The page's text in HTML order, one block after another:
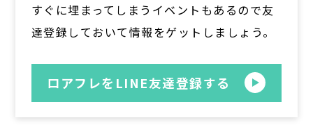
すぐに埋まってしまうイベントもあるので友
達登録しておいて情報をゲットしましょう。
ロアフレをLINE友達登録する